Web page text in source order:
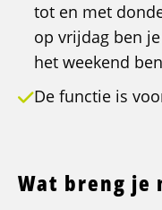
tot en met
op vrijdag ben
het weekend
De functie is
Wat breng je